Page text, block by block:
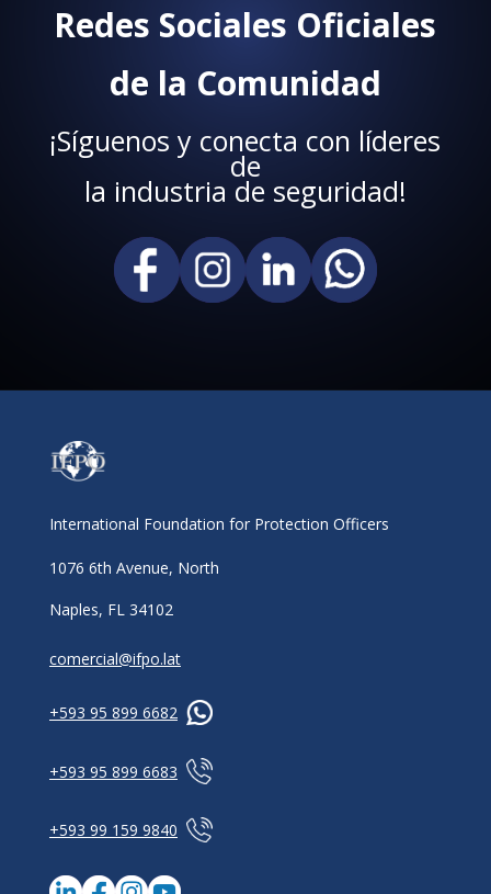
Redes Sociales Oficiales
de la Comunidad
¡Síguenos y conecta con líderes
de
la industria de seguridad!
International Foundation for Protection Officers
1076 6th Avenue, North
Naples, FL 34102
comercial@ifpo.lat
+593 95 899 6682
+593 95 899 6683
+593 99 159 9840